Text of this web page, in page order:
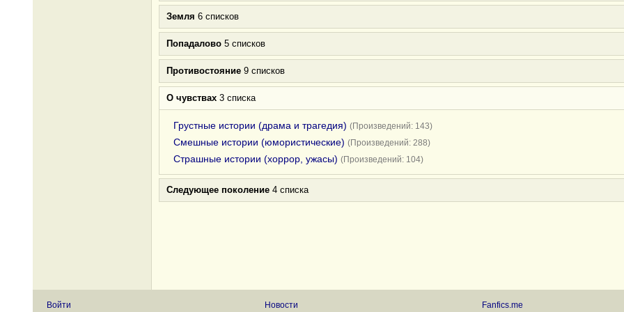
Земля 6 списков
Попадалово 5 списков
Противостояние 9 списков
О чувствах 3 списка
Грустные истории (драма и трагедия) (Произведений: 143)
Смешные истории (юмористические) (Произведений: 288)
Страшные истории (хоррор, ужасы) (Произведений: 104)
Следующее поколение 4 списка
Войти Новости Fanfics.me